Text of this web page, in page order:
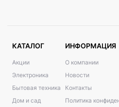
КАТАЛОГ
Акции
Электроника
Бытовая техника
Дом и сад
ИНФОРМАЦИЯ
О компании
Новости
Контакты
Политика